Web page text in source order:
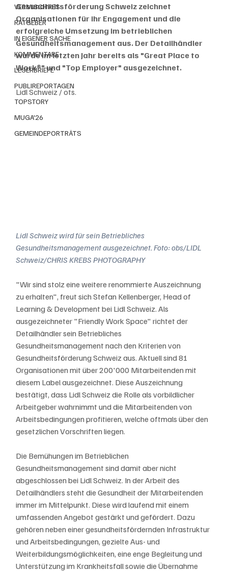
VERMISCHTES
RATGEBER
IN EIGENER SACHE
KOMMENTARE
LESERBRIEFE
PUBLIREPORTAGEN
TOPSTORY
MUGA'26
GEMEINDEPORTRÄTS
Gesundheitsförderung Schweiz zeichnet
Organisationen für ihr Engagement und die
erfolgreiche Umsetzung im betrieblichen
Gesundheitsmanagement aus. Der Detailhändler
wurde im letzten Jahr bereits als "Great Place to
Work®" und "Top Employer" ausgezeichnet.
Lidl Schweiz / ots.
Lidl Schweiz wird für sein Betriebliches
Gesundheitsmanagement ausgezeichnet. Foto: obs/LIDL
Schweiz/CHRIS KREBS PHOTOGRAPHY
"Wir sind stolz eine weitere renommierte Auszeichnung
zu erhalten", freut sich Stefan Kellenberger, Head of
Learning & Development bei Lidl Schweiz. Als
ausgezeichneter "Friendly Work Space" richtet der
Detailhändler sein Betriebliches
Gesundheitsmanagement nach den Kriterien von
Gesundheitsförderung Schweiz aus. Aktuell sind 81
Organisationen mit über 200'000 Mitarbeitenden mit
diesem Label ausgezeichnet. Diese Auszeichnung
bestätigt, dass Lidl Schweiz die Rolle als vorbildlicher
Arbeitgeber wahrnimmt und die Mitarbeitenden von
Arbeitsbedingungen profitieren, welche oftmals über den
gesetzlichen Vorschriften liegen.
Die Bemühungen im Betrieblichen
Gesundheitsmanagement sind damit aber nicht
abgeschlossen bei Lidl Schweiz. In der Arbeit des
Detailhändlers steht die Gesundheit der Mitarbeitenden
immer im Mittelpunkt. Diese wird laufend mit einem
umfassenden Angebot gestärkt und gefördert. Dazu
gehören neben einer gesundheitsfördernden Infrastruktur
und Arbeitsbedingungen, gezielte Aus- und
Weiterbildungsmöglichkeiten, eine enge Begleitung und
Unterstützung im Krankheitsfall sowie die Übernahme